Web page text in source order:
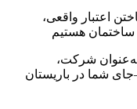
اعتبار واقعی،
ساختمان هستیم
شرکت،
شما در باریستان